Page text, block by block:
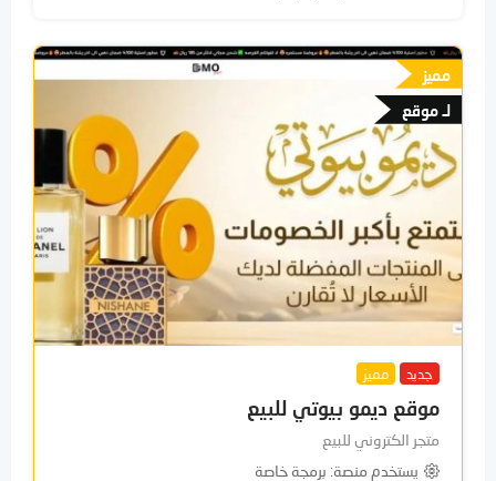
مميز
لـ موقع
جديد مميز
موقع ديمو بيوتي للبيع
متجر الكتروني للبيع
يستخدم منصة برمجة خاصة